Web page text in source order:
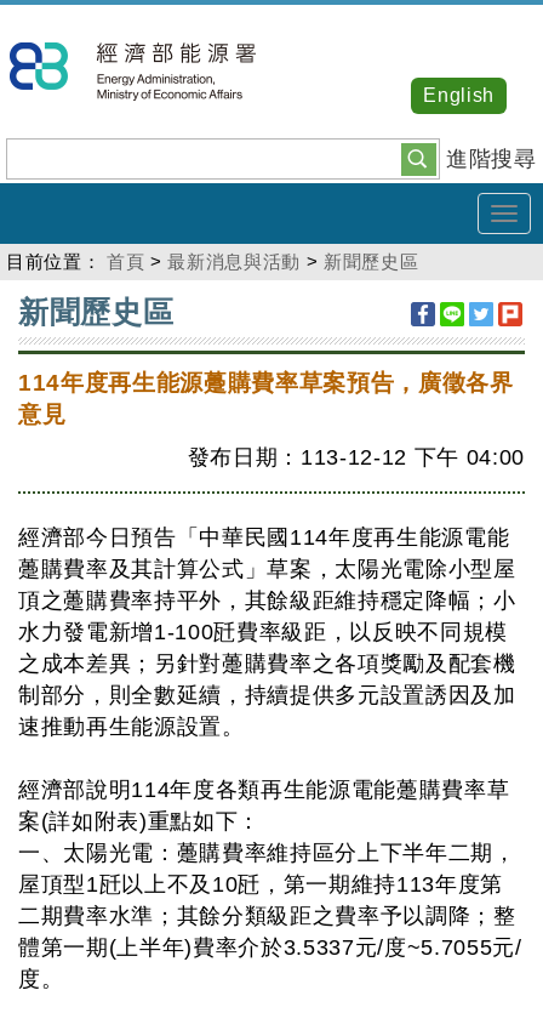
到
主
內
容
進階搜尋
English
目前位置： 首頁 >最新消息與活動 > 新聞歷史區
:::
新聞歷史區
114年度再生能源躉購費率草案預告，廣徵各界
意見
發布日期：113-12-12 下午 04:00
經濟部今日預告「中華民國114年度再生能源電能
躉購費率及其計算公式」草案，太陽光電除小型屋
頂之躉購費率持平外，其餘級距維持穩定降幅；小
水力發電新增1-100瓩費率級距，以反映不同規模
之成本差異；另針對躉購費率之各項獎勵及配套機
制部分，則全數延續，持續提供多元設置誘因及加
速推動再生能源設置。
經濟部說明114年度各類再生能源電能躉購費率草
案(詳如附表)重點如下：
一、太陽光電：躉購費率維持區分上下半年二期，
屋頂型1瓩以上不及10瓩，第一期維持113年度第
二期費率水準；其餘分類級距之費率予以調降；整
體第一期(上半年)費率介於3.5337元/度~5.7055元/
度。